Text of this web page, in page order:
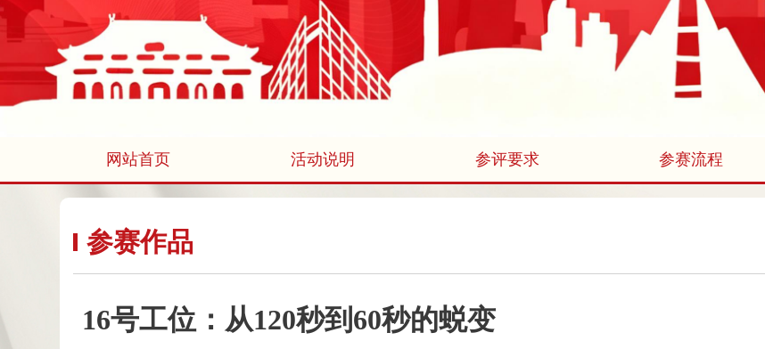
网站首页 活动说明 参评要求 参赛流程
参赛作品
16号工位：从120秒到60秒的蜕变